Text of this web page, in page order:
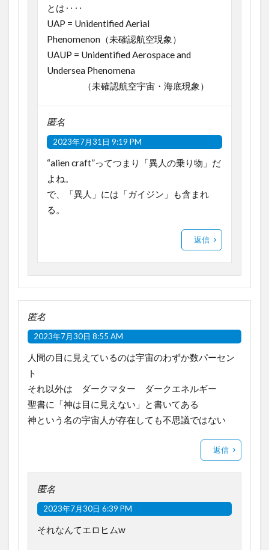
とは‥‥
UAP = Unidentified Aerial
Phenomenon（未確認航空現象）
UAUP = Unidentified Aerospace and
Undersea Phenomena
（未確認航空宇宙・海底現象）
匿名
2023年7月31日 9:19 PM
“alien craft”ってつまり「異人の乗り物」だ
よね。
で、「異人」には「ガイジン」も含まれ
る。
返信
匿名
2023年7月30日 8:55 AM
人間の目に見えているのは宇宙のわずか数パーセン
ト
それ以外は ダークマター ダークエネルギー
聖書に「神は目に見えない」と書いてある
神という名の宇宙人が存在しても不思議ではない
返信
匿名
2023年7月30日 6:39 PM
それなんてエロヒムw